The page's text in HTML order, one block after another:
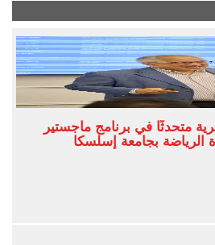
متحدثًا في برنامج ماجستير
الرياضة بجامعة إسلسكا